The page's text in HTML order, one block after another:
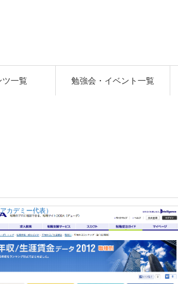
ツ一覧 勉強会・イベント一覧
カデミー代表）